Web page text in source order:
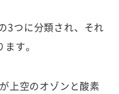
3つに分類され、それ
す。
上空のオゾンと酸素